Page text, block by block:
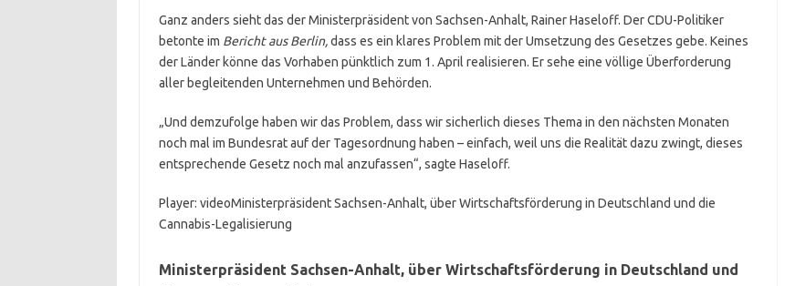
Ganz anders sieht das der Ministerpräsident von Sachsen-Anhalt, Rainer Haseloff. Der CDU-Politiker
betonte im Bericht aus Berlin,dass es ein klares Problem mit der Umsetzung des Gesetzes gebe. Keines
der Länder könne das Vorhaben pünktlich zum 1. April realisieren. Er sehe eine völlige Überforderung
aller begleitenden Unternehmen und Behörden.
„Und demzufolge haben wir das Problem, dass wir sicherlich dieses Thema in den nächsten Monaten
noch mal im Bundesrat auf der Tagesordnung haben – einfach, weil uns die Realität dazu zwingt, dieses
entsprechende Gesetz noch mal anzufassen“, sagte Haseloff.
Player: videoMinisterpräsident Sachsen-Anhalt, über Wirtschaftsförderung in Deutschland und die
Cannabis-Legalisierung
Ministerpräsident Sachsen-Anhalt, über Wirtschaftsförderung in Deutschland und